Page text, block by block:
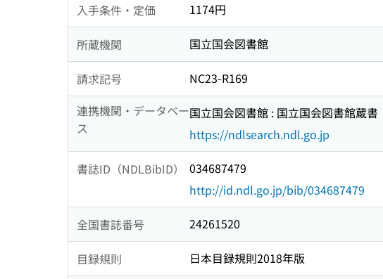
入手条件・定価 1174円
所蔵機関 国立国会図書館
請求記号
NC23-R169
連携機関・データベー
ス
国立国会図書館 : 国立国会図書館蔵書
https://ndlsearch.ndl.go.jp
書誌ID（NDLBibID）
034687479
http://id.ndl.go.jp/bib/034687479
全国書誌番号 24261520
目録規則 日本目録規則2018年版